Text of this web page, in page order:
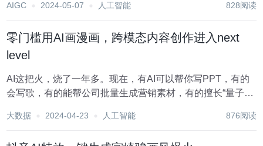
体现在内容的生成与传播方面，更对人类创作者构成了严峻
AIGC 2024-05-07 人工智能 828阅读
零门槛用AI画漫画，跨模态内容创作进入next
level
AI这把火，烧了一年多。现在，有AI可以帮你写PPT，有的
会写歌，有的能帮公司批量生成营销素材，有的擅长“量子速
点背后，有两个事情值得注意: 第一，实践证明，AI落地一定
大数据 2024-04-23 人工智能 876阅读